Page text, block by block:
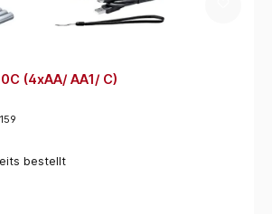
(4xAA/ AA1/ C)
bestellt